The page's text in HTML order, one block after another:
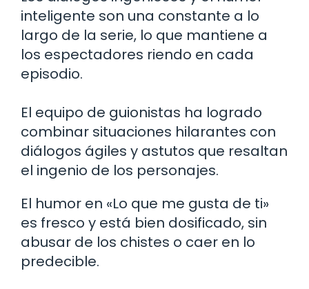
inteligente son una constante a lo
largo de la serie, lo que mantiene a
los espectadores riendo en cada
episodio.
El equipo de guionistas ha logrado
combinar situaciones hilarantes con
diálogos ágiles y astutos que resaltan
el ingenio de los personajes.
El humor en «Lo que me gusta de ti»
es fresco y está bien dosificado, sin
abusar de los chistes o caer en lo
predecible.